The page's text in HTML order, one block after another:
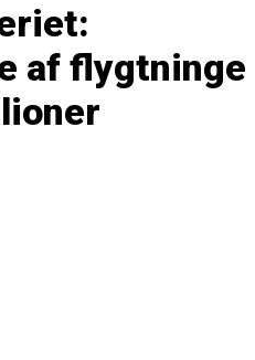
af flygtninge